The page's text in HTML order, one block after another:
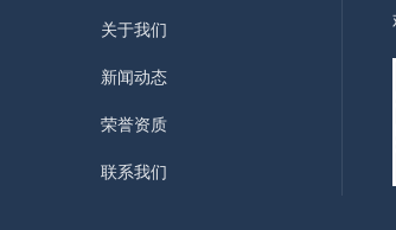
关于我们
新闻动态
荣誉资质
联系我们